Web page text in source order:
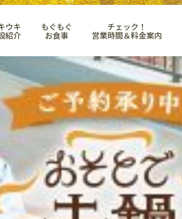
ウキ
紹介
もぐもぐ
お食事
チェック！
営業時間＆料金案内